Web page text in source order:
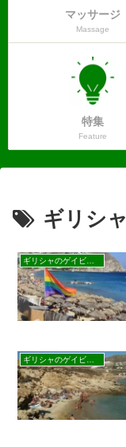
マッサージ
Massage
特集
Feature
ギリシャ
ギリシャのゲイビーチ
ギリシャのゲイビーチ